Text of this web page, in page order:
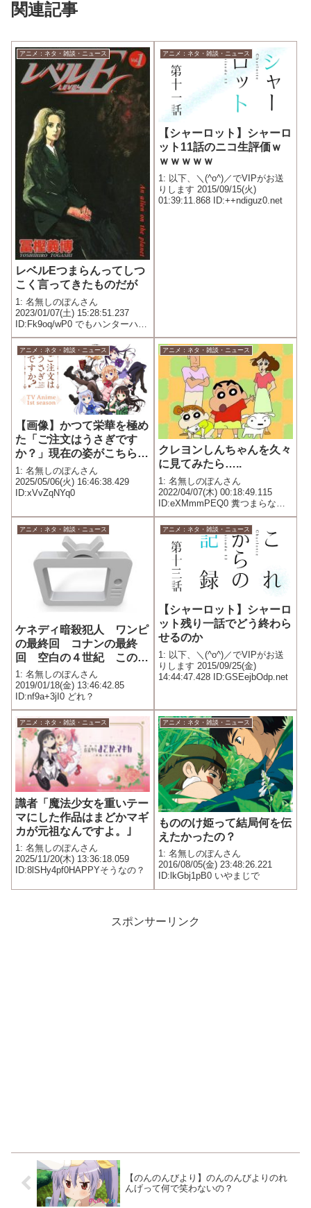
関連記事
アニメ：ネタ・雑談・ニュース
レベルEつまらんってしつ
こく言ってきたものだが
1: 名無しのぽんさん
2023/01/07(土) 15:28:51.237
ID:Fk9oq/wP0 でもハンターハン
ターは面白いと思う 戦えばそれ
でいいみたいな漫画多かったけ
どハンターは最初から設定とか
練りこんで作った感じしたから
アニメ：ネタ・雑談・ニュース
【シャーロット】シャーロ
ット11話のニコ生評価ｗ
ｗｗｗｗｗ
1: 以下、＼(^o^)／でVIPがお送
りします 2015/09/15(火)
01:39:11.868 ID:++ndiguz0.net
アニメ：ネタ・雑談・ニュース
【画像】かつて栄華を極め
た「ご注文はうさぎです
か？」現在の姿がこちらｗ
ｗｗｗｗｗｗｗｗｗｗｗｗ
ｗｗｗｗｗｗｗｗｗｗｗｗ
ｗｗｗ
1: 名無しのぽんさん
2025/05/06(火) 16:46:38.429
ID:xVvZqNYq0
アニメ：ネタ・雑談・ニュース
クレヨンしんちゃんを久々
に見てみたら…..
1: 名無しのぽんさん
2022/04/07(木) 00:18:49.115
ID:eXMmmPEQ0 糞つまらなく
なっていた
アニメ：ネタ・雑談・ニュース
ケネディ暗殺犯人 ワンピ
の最終回 コナンの最終
回 空白の４世紀 この中
で一つだけ今すぐ知れるな
ら？
1: 名無しのぽんさん
2019/01/18(金) 13:46:42.85
ID:nf9a+3jI0 どれ？
アニメ：ネタ・雑談・ニュース
【シャーロット】シャーロ
ット残り一話でどう終わら
せるのか
1: 以下、＼(^o^)／でVIPがお送
りします 2015/09/25(金)
14:44:47.428 ID:GSEejbOdp.net
アニメ：ネタ・雑談・ニュース
識者「魔法少女を重いテー
マにした作品はまどかマギ
カが元祖なんですよ。｣
1: 名無しのぽんさん
2025/11/20(木) 13:36:18.059
ID:8lSHy4pf0HAPPYそうなの？
アニメ：ネタ・雑談・ニュース
もののけ姫って結局何を伝
えたかったの？
1: 名無しのぽんさん
2016/08/05(金) 23:48:26.221
ID:lkGbj1pB0 いやまじで
スポンサーリンク
【のんのんびより】のんのんびよりのれ
んげって何で笑わないの？